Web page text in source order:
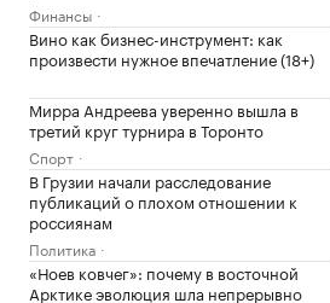
Финансы
Вино как бизнес-инструмент: как
произвести нужное впечатление (18+)
Мирра Андреева уверенно вышла в
третий круг турнира в Торонто
Спорт
В Грузии начали расследование
публикаций о плохом отношении к
россиянам
Политика
«Ноев ковчег»: почему в восточной
Арктике эволюция шла непрерывно